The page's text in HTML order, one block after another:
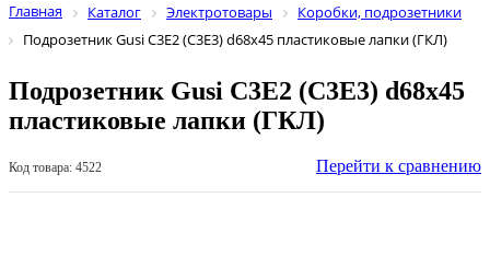
Главная Каталог Электротовары
Коробки, подрозетники
Подрозетник Gusi C3Е2 (С3Е3) d68х45 пластиковые лапки (ГКЛ)
Подрозетник Gusi C3Е2 (С3Е3) d68х45
пластиковые лапки (ГКЛ)
Код товара: 4522 Перейти к сравнению